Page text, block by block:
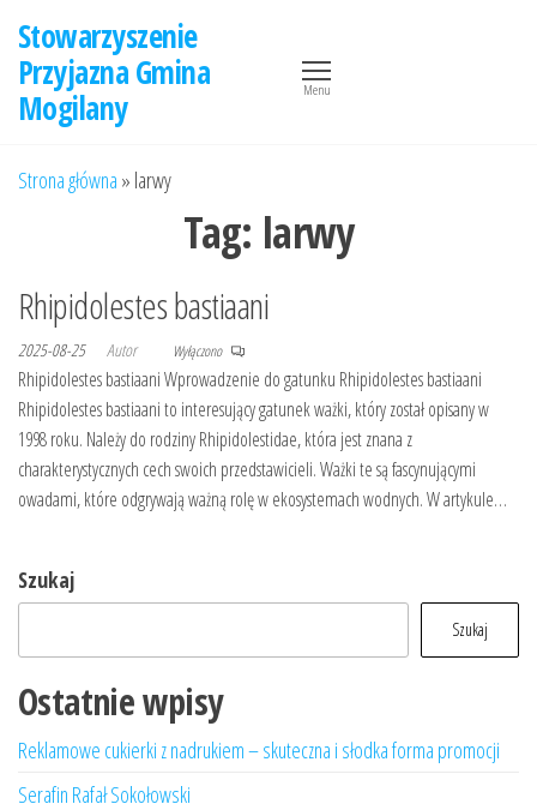
treści
Stowarzyszenie
Przyjazna Gmina
Mogilany
Menu
Strona główna » larwy
Tag: larwy
Rhipidolestes bastiaani
2025-08-25 Autor Wyłączono
Rhipidolestes bastiaani Wprowadzenie do gatunku Rhipidolestes bastiaani
Rhipidolestes bastiaani to interesujący gatunek ważki, który został opisany w
1998 roku. Należy do rodziny Rhipidolestidae, która jest znana z
charakterystycznych cech swoich przedstawicieli. Ważki te są fascynującymi
owadami, które odgrywają ważną rolę w ekosystemach wodnych. W artykule…
Szukaj
Szukaj
Ostatnie wpisy
Reklamowe cukierki z nadrukiem – skuteczna i słodka forma promocji
Serafin Rafał Sokołowski